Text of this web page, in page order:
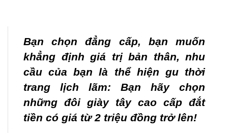
Bạn chọn đẳng cấp, bạn muốn
khẳng định giá trị bản thân, nhu
cầu của bạn là thể hiện gu thời
trang lịch lãm: Bạn hãy chọn
những đôi giày tây cao cấp đắt
tiền có giá từ 2 triệu đồng trở lên!